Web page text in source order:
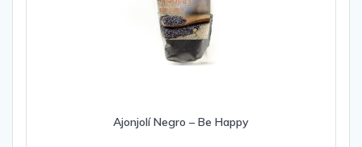
Ajonjolí Negro – Be Happy